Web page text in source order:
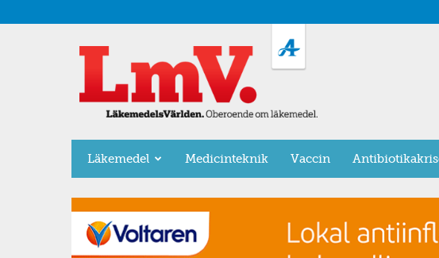
LäkemedelsVärlden
Läkemedel Medicinteknik Vaccin